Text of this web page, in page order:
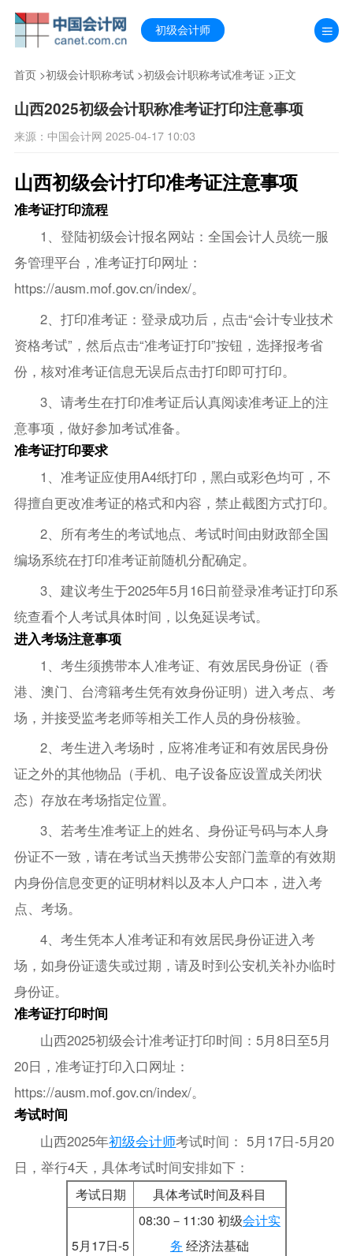
初级会计师
首页>初级会计职称考试>初级会计职称考试准考证 >正文
山西2025初级会计职称准考证打印注意事项
来源：中国会计网 2025-04-17 10:03
山西初级会计打印准考证注意事项
准考证打印流程
1、登陆初级会计报名网站：全国会计人员统一服
务管理平台，准考证打印网址：
https://ausm.mof.gov.cn/index/。
2、打印准考证：登录成功后，点击“会计专业技术
资格考试”，然后点击“准考证打印”按钮，选择报考省
份，核对准考证信息无误后点击打印即可‌打印。
3、请考生在打印准考证后认真阅读准考证上的注
意事项，做好参加考试准备。
准考证打印要求
1、准考证应使用A4纸打印，黑白或彩色均可，不
得擅自更改准考证的格式和内容，禁止截图方式打印。
2、所有考生的考试地点、考试时间由财政部全国
编场系统在打印准考证前随机分配确定。
3、建议考生于2025年5月16日前登录准考证打印系
统查看个人考试具体时间，以免延误考试。
进入考场注意事项
1、考生须携带本人准考证、有效居民身份证（香
港、澳门、台湾籍考生凭有效身份证明）进入考点、考
场，并接受监考老师等相关工作人员的身份核验。
2、考生进入考场时，应将准考证和有效居民身份
证之外的其他物品（手机、电子设备应设置成关闭状
态）存放在考场指定位置。
3、若考生准考证上的姓名、身份证号码与本人身
份证不一致，请在考试当天携带公安部门盖章的有效期
内身份信息变更的证明材料以及本人户口本，进入考
点、考场。
4、考生凭本人准考证和有效居民身份证进入考
场，如身份证遗失或过期，请及时到公安机关补办临时
身份证。
准考证打印时间
山西2025初级会计准考证打印时间：5月8日至5月
20日，准考证打印入口网址：
https://ausm.mof.gov.cn/index/。
考试时间
山西2025年初级会计师考试时间： 5月17日-5月20
日，举行4天，具体考试时间安排如下：
考试日期 具体考试时间及科目
5月17日-5
08:30－11:30 初级会计实
务 经济法基础